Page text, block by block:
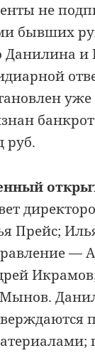
не
бывших
Данилина
уже
руб.
Прейс;
—
Мынов.